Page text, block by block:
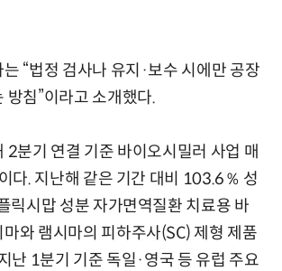
“법정 검사나 유지·보수 시에만 공장
방침”이라고 소개했다.
2분기 연결 기준 바이오시밀러 사업 매
다. 지난해 같은 기간 대비 103.6％ 성
릭시맙 성분 자가면역질환 치료용 바
와 램시마의 피하주사(SC) 제형 제품
난 1분기 기준 독일·영국 등 유럽 주요